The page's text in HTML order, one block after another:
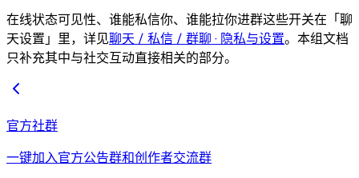
在线状态可见性、谁能私信你、谁能拉你进群这些开关在「聊
天设置」里，详见聊天 / 私信 / 群聊 · 隐私与设置。本组文档
只补充其中与社交互动直接相关的部分。
官方社群
一键加入官方公告群和创作者交流群